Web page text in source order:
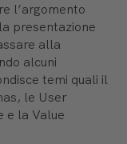
l’argomento
presentazione
alla
alcuni
temi quali il
le User
e la Value